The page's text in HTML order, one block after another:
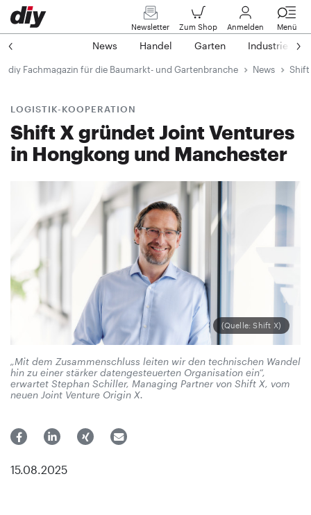
Newsletter Zum Shop Anmelden Menü
News Handel Garten Industrie
diy Fachmagazin für die Baumarkt- und Gartenbranche News Shift
LOGISTIK-KOOPERATION
Shift X gründet Joint Ventures
in Hongkong und Manchester
(Quelle: Shift X)
„Mit dem Zusammenschluss leiten wir den technischen Wandel
hin zu einer stärker datengesteuerten Organisation ein“,
erwartet Stephan Schiller, Managing Partner von Shift X, vom
neuen Joint Venture Origin X.
15.08.2025